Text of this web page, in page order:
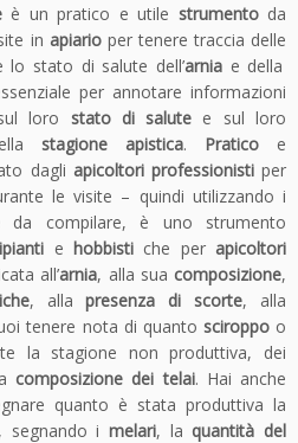
è un pratico e utile strumentoda
in apiarioper tenere traccia delle
lo stato di salute dell’arnia e della
per annotare informazioni
loro stato di salute e sul loro
stagione apistica. Pratico e
dagli apicoltori professionistiper
le visite – quindi utilizzando i
da compilare, è uno strumento
e hobbistiche per apicoltori
all’arnia, alla sua composizione,
, allapresenza di scorte, alla
tenere nota di quanto sciroppoo
la stagione non produttiva, dei
composizione dei telai. Hai anche
quanto è stata produttiva la
segnando i melari, laquantità del